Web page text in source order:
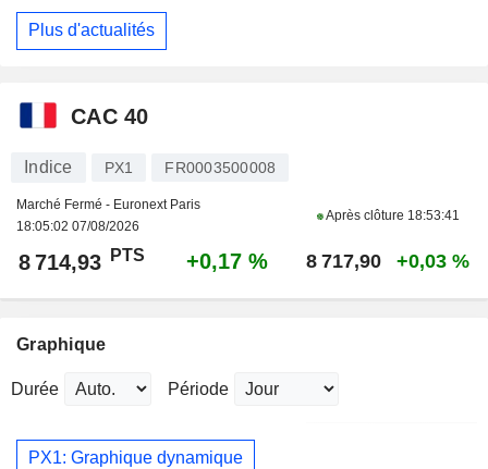
Plus d'actualités
CAC 40
Indice PX1 FR0003500008
Marché Fermé - Euronext Paris
18:05:02 07/08/2026
Après clôture 18:53:41
8 714,93 PTS +0,17 % 8 717,90 +0,03 %
Graphique
Durée Période
PX1: Graphique dynamique